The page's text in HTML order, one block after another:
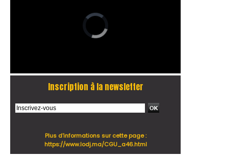
Inscription à la newsletter
Plus d'informations sur cette page :
https://www.lodj.ma/CGU_a46.html